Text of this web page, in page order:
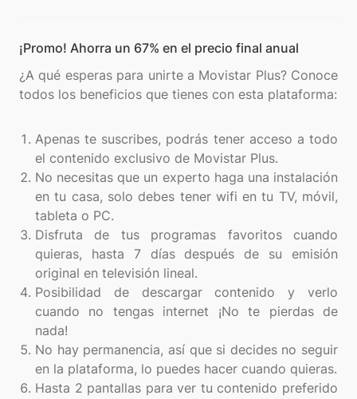
¡Promo! Ahorra un 67% en el precio final anual
¿A qué esperas para unirte a Movistar Plus? Conoce
todos los beneficios que tienes con esta plataforma:
Apenas te suscribes, podrás tener acceso a todo
el contenido exclusivo de Movistar Plus.
No necesitas que un experto haga una instalación
en tu casa, solo debes tener wifi en tu TV, móvil,
tableta o PC.
Disfruta de tus programas favoritos cuando
quieras, hasta 7 días después de su emisión
original en televisión lineal.
Posibilidad de descargar contenido y verlo
cuando no tengas internet ¡No te pierdas de
nada!
No hay permanencia, así que si decides no seguir
en la plataforma, lo puedes hacer cuando quieras.
Hasta 2 pantallas para ver tu contenido preferido